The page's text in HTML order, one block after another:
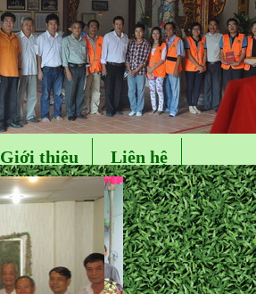
Giới thiệu Liên hệ